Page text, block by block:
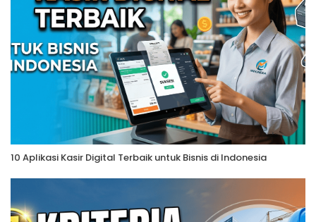
10 Aplikasi Kasir Digital Terbaik untuk Bisnis di Indonesia